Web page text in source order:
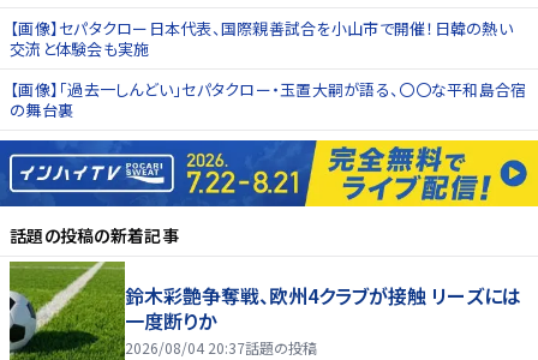
【画像】セパタクロー日本代表、国際親善試合を小山市で開催！日韓の熱い
交流と体験会も実施
【画像】「過去一しんどい」セパタクロー・玉置大嗣が語る、〇〇な平和島合宿
の舞台裏
話題の投稿の新着記事
鈴木彩艶争奪戦、欧州4クラブが接触 リーズには
一度断りか
2026/08/04 20:37話題の投稿